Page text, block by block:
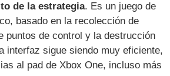
de la estrategia. Es un juego de
basado en la recolección de
puntos de control y la destrucción
interfaz sigue siendo muy eficiente,
al pad de Xbox One, incluso más